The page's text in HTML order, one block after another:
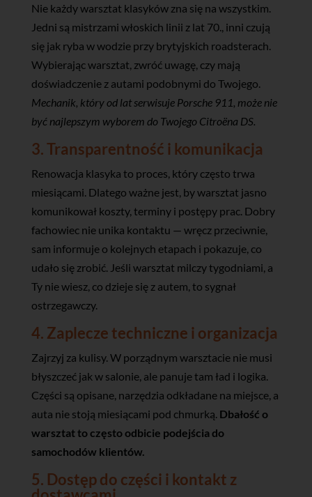
Nie każdy warsztat klasyków zna się na wszystkim.
Jedni są mistrzami włoskich linii z lat 70., inni czują
się jak ryba w wodzie przy brytyjskich roadsterach.
Wybierając warsztat, zwróć uwagę, czy mają
doświadczenie z autami podobnymi do Twojego.
Mechanik, który od lat serwisuje Porsche 911, może nie
być najlepszym wyborem do Twojego Citroëna DS.
3. Transparentność i komunikacja
Renowacja klasyka to proces, który często trwa
miesiącami. Dlatego ważne jest, by warsztat jasno
komunikował koszty, terminy i postępy prac. Dobry
fachowiec nie unika kontaktu — wręcz przeciwnie,
sam informuje o kolejnych etapach i pokazuje, co
udało się zrobić. Jeśli warsztat milczy tygodniami, a
Ty nie wiesz, co dzieje się z autem, to sygnał
ostrzegawczy.
4. Zaplecze techniczne i organizacja
Zajrzyj za kulisy. W porządnym warsztacie nie musi
błyszczeć jak w salonie, ale panuje tam ład i logika.
Części są opisane, narzędzia odkładane na miejsce, a
auta nie stoją miesiącami pod chmurką. Dbałość o
warsztat to często odbicie podejścia do
samochodów klientów.
5. Dostęp do części i kontakt z